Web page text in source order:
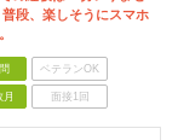
段、楽しそうにスマホ
ベテランOK
月 面接1回